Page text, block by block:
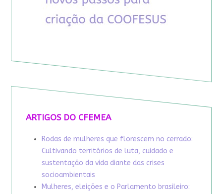
ARTIGOS DO CFEMEA
Rodas de mulheres que florescem no cerrado:
Cultivando territórios de luta, cuidado e
sustentação da vida diante das crises
socioambientais
Mulheres, eleições e o Parlamento brasileiro: